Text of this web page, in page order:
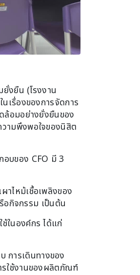
งยืน (โรงงาน
เรื่องของการจัดการ
ล้อมอย่างยั่งยืนของ
ามพึงพอใจของนิสิต
บของ CFO มี 3
ไหม้เชื้อเพลิงของ
อกิจกรรม เป็นต้น
ในองค์กร ได้แก่
การเดินทางของ
รใช้งานของผลิตภัณฑ์